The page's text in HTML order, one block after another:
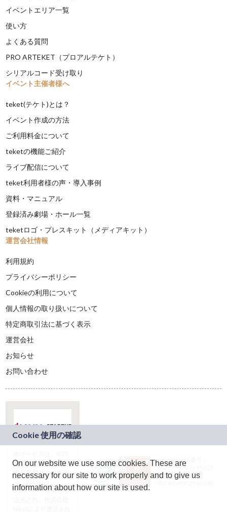
イベントエリア一覧
使い方
よくある質問
PRO ARTEKET（プロアルテケト）
シリアルコード受け取り
イベント主催者様へ
teket(テケト)とは？
イベント作成の方法
ご利用料金について
teketの機能ご紹介
ライブ配信について
teket利用者様の声・導入事例
資料・マニュアル
登録済み劇場・ホール一覧
teketロゴ・プレスキット（メディアキット）
運営会社情報
利用規約
プライバシーポリシー
Cookieの利用について
個人情報の取り扱いについて
特定商取引法に基づく表示
運営会社
お知らせ
お問い合わせ
ドコモグループの新
規事業創出プログラ
ム「docomo
STARTUP」を通じて
JASRAC許諾番号：
9024936001Y45037
JASRAC許諾番号：
On our website we use some cookies. These are
necessary for our site to work properly and to give us
information about how our site is used.